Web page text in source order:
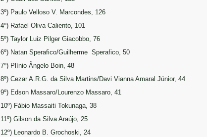
3º) Paulo Velloso V. Marcondes, 126
4º) Rafael Oliva Caliento, 101
5º) Taylor Luiz Pilger Giacobbo, 76
6º) Natan Sperafico/Guilherme Sperafico, 50
7º) Plínio Ângelo Boin, 48
8º) Cezar A.R.G. da Silva Martins/Davi Vianna Amaral Júnior, 44
9º) Edson Massaro/Lourenzo Massaro, 41
10º) Fábio Massaiti Tokunaga, 38
11º) Gilson da Silva Araújo, 25
12º) Leonardo B. Grochoski, 24